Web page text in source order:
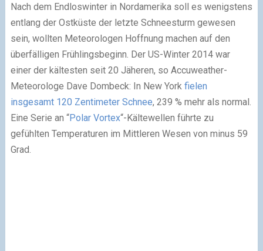
Nach dem Endloswinter in Nordamerika soll es wenigstens
entlang der Ostküste der letzte Schneesturm gewesen
sein, wollten Meteorologen Hoffnung machen auf den
überfälligen Frühlingsbeginn. Der US-Winter 2014 war
einer der kältesten seit 20 Jäheren, so Accuweather-
Meteorologe Dave Dombeck: In New York fielen
insgesamt 120 Zentimeter Schnee, 239 % mehr als normal.
Eine Serie an “Polar Vortex“-Kältewellen führte zu
gefühlten Temperaturen im Mittleren Wesen von minus 59
Grad.